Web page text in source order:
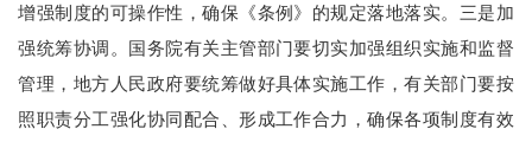
增强制度的可操作性，确保《条例》的规定落地落实。三是加
强统筹协调。国务院有关主管部门要切实加强组织实施和监督
管理，地方人民政府要统筹做好具体实施工作，有关部门要按
照职责分工强化协同配合、形成工作合力，确保各项制度有效